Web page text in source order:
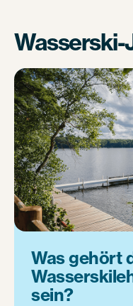
Wasserski-
Was gehört
sein?